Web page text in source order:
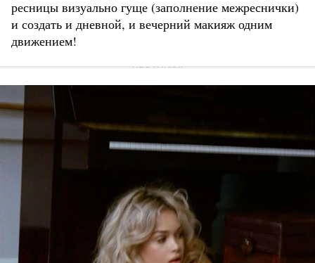
ресницы визуально гуще (заполнение межреснички)
и создать и дневной, и вечерний макияж одним
движением!